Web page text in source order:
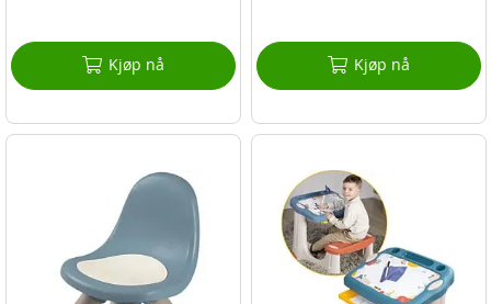
Kjøp nå Kjøp nå